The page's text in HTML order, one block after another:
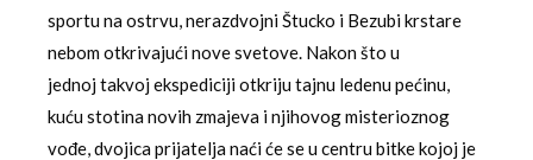
sportu na ostrvu, nerazdvojni Štucko i Bezubi krstare
nebom otkrivajući nove svetove. Nakon što u
jednoj takvoj ekspediciji otkriju tajnu ledenu pećinu,
kuću stotina novih zmajeva i njihovog misterioznog
vođe, dvojica prijatelja naći će se u centru bitke kojoj je